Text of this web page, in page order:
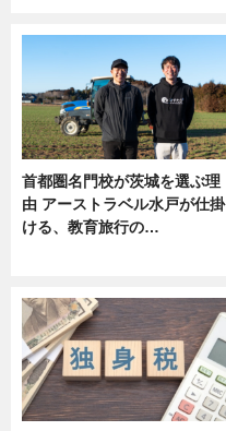
首都圏名門校が茨城を選ぶ理
由 アーストラベル水戸が仕掛
ける、教育旅行の…